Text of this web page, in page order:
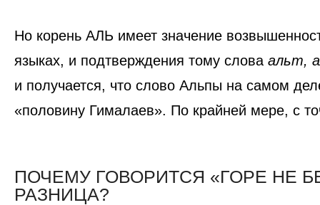
Но корень АЛЬ имеет значение
языках, и подтверждения тому слова альт,
и получается, что слово Альпы на самом
«половину Гималаев». По крайней мере, с
ПОЧЕМУ ГОВОРИТСЯ «ГОРЕ НЕ
РАЗНИЦА?